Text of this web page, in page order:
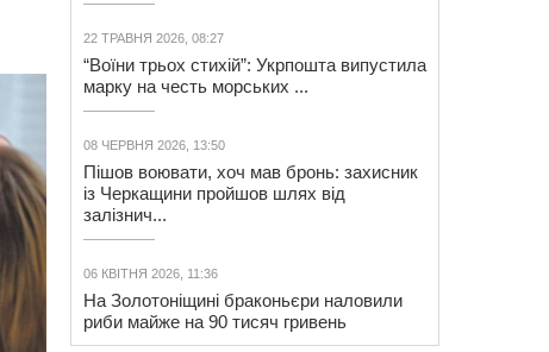
22 ТРАВНЯ 2026, 08:27
“Воїни трьох стихій”: Укрпошта випустила
марку на честь морських ...
08 ЧЕРВНЯ 2026, 13:50
Пішов воювати, хоч мав бронь: захисник
із Черкащини пройшов шлях від
залізнич...
06 КВІТНЯ 2026, 11:36
На Золотоніщині браконьєри наловили
риби майже на 90 тисяч гривень